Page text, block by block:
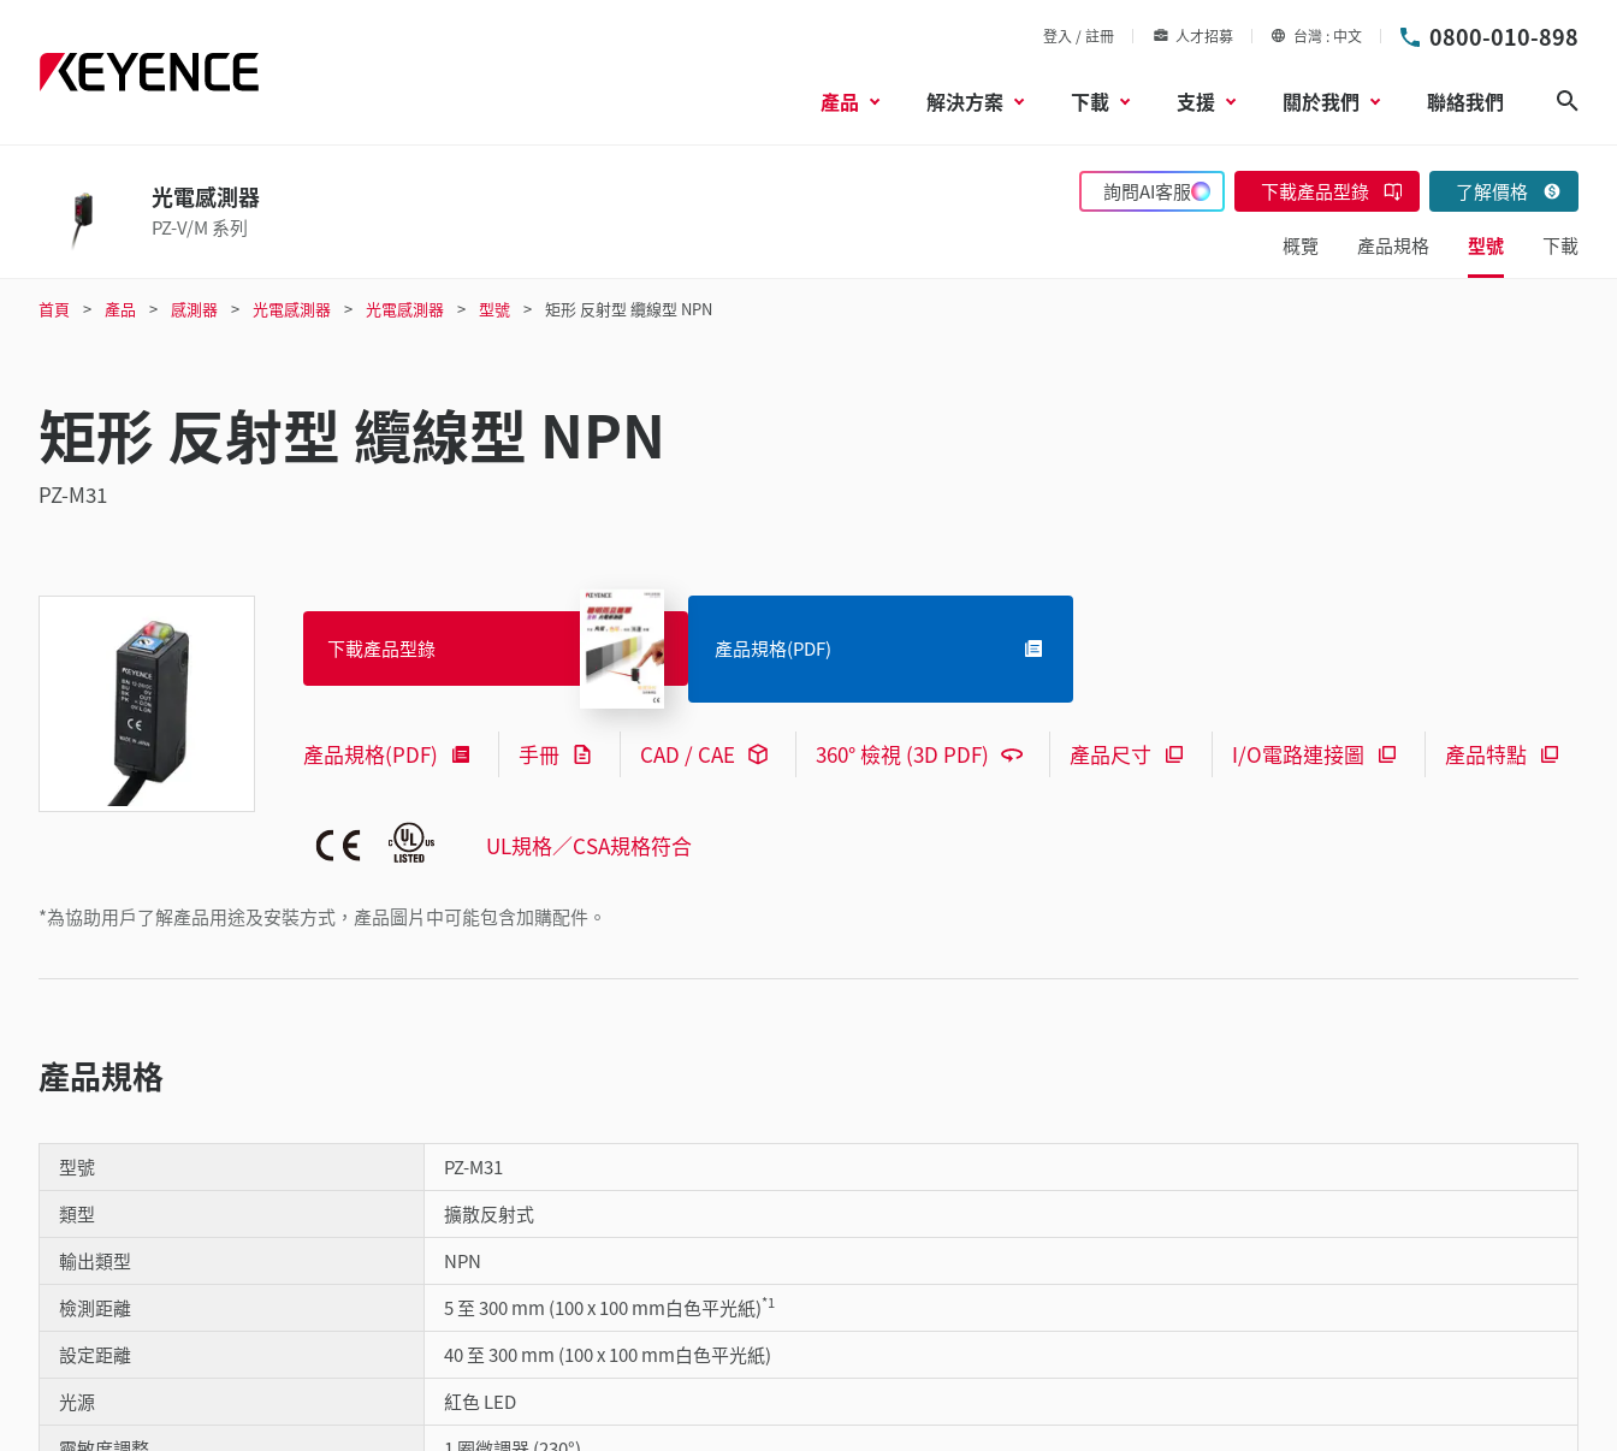
登入 / 註冊 人才招募 台灣 中文 0800-010-898
產品 解決方案 下載 支援 關於我們 聯絡我們
光電感測器
PZ-V/M 系列
詢問AI客服 下載產品型錄 了解價格
概覽 產品規格 型號 下載
首頁 產品 感測器 光電感測器 光電感測器 型號 矩形 反射型 纜線型 NPN
矩形 反射型 纜線型 NPN
PZ-M31
*為協助用戶了解產品用途及安裝方式，產品圖片中可能包含加購配件。
下載產品型錄 產品規格(PDF)
產品規格(PDF) 手冊 CAD / CAE 360° 檢視 (3D PDF) 產品尺寸 I/O電路連接圖 產品特點
UL規格／CSA規格符合
產品規格
型號
PZ-M31
類型
擴散反射式
輸出類型
NPN
檢測距離
5 至 300 mm (100 x 100 mm白色平光紙)*1
設定距離
40 至 300 mm (100 x 100 mm白色平光紙)
光源
紅色 LED